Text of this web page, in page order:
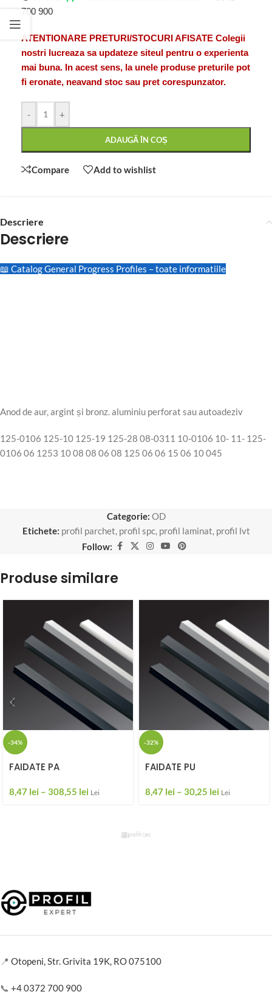
700 900
ATENTIONARE PRETURI/STOCURI AFISATE Colegii
nostri lucreaza sa updateze siteul pentru o experienta
mai buna. In acest sens, la unele produse preturile pot
fi eronate, neavand stoc sau pret corespunzator.
- +
ADAUGĂ ÎN COȘ
Compare Add to wishlist
Descriere
Descriere
📖 Catalog General Progress Profiles – toate informatiile
Anod de aur, argint și bronz. aluminiu perforat sau autoadeziv
125-0106 125-10 125-19 125-28 08-0311 10-0106 10- 11- 125-
0106 06 1253 10 08 08 06 08 125 06 06 15 06 10 045
Categorie: OD
Etichete: profil parchet, profil spc, profil laminat, profil lvt
Follow:
Produse similare
-34%
FAIDATE PA
8,47 lei – 308,55 lei Lei
-32%
FAIDATE PU
8,47 lei – 30,25 lei Lei
📍 Otopeni, Str. Grivita 19K, RO 075100
📞 +4 0372 700 900